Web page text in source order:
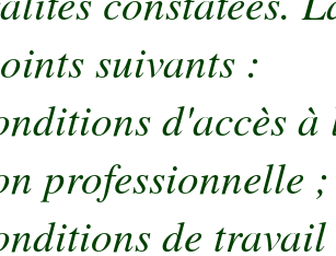
suivants :
d'accès
professionnelle ;
de